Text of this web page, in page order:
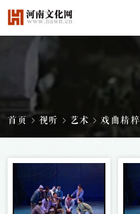
首页 视听 艺术 戏曲精粹